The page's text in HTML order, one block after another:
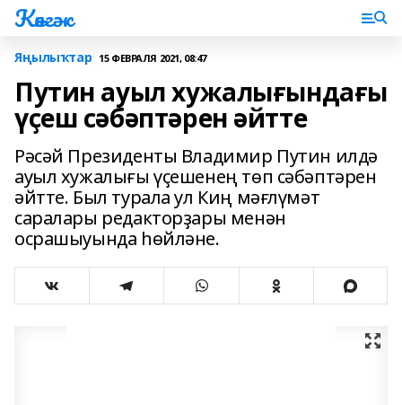
Көнгәк
Яңылыҡтар 15 ФЕВРАЛЯ 2021, 08:47
Путин ауыл хужалығындағы
үҫеш сәбәптәрен әйтте
Рәсәй Президенты Владимир Путин илдә
ауыл хужалығы үҫешенең төп сәбәптәрен
әйтте. Был турала ул Киң мәғлүмәт
саралары редакторҙары менән
осрашыуында һөйләне.